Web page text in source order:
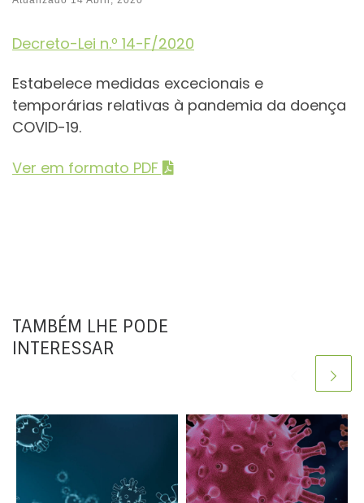
Decreto-Lei n.º 14-F/2020
Estabelece medidas excecionais e
temporárias relativas à pandemia da doença
COVID-19.
Ver em formato PDF
TAMBÉM LHE PODE
INTERESSAR